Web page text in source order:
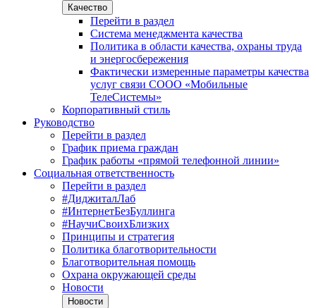
Качество
Перейти в раздел
Система менеджмента качества
Политика в области качества, охраны труда
и энергосбережения
Фактически измеренные параметры качества
услуг связи СООО «Мобильные
ТелеСистемы»
Корпоративный стиль
Руководство
Перейти в раздел
График приема граждан
График работы «прямой телефонной линии»
Социальная ответственность
Перейти в раздел
#ДиджиталЛаб
#ИнтернетБезБуллинга
#НаучиСвоихБлизких
Принципы и стратегия
Политика благотворительности
Благотворительная помощь
Охрана окружающей среды
Новости
Новости